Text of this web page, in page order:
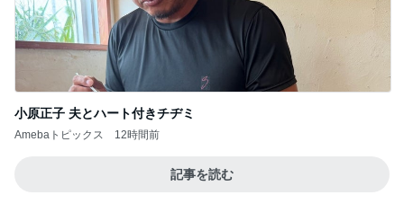
小原正子 夫とハート付きチヂミ
Amebaトピックス 12時間前
記事を読む